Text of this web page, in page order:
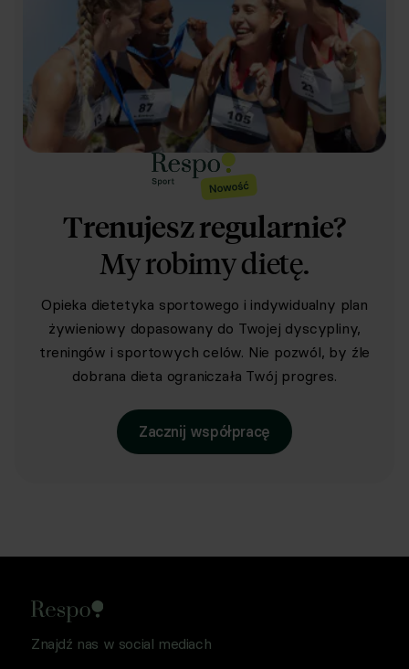
Trenujesz regularnie?
My robimy dietę.
Opieka dietetyka sportowego i indywidualny plan
żywieniowy dopasowany do Twojej dyscypliny,
treningów i sportowych celów. Nie pozwól, by źle
dobrana dieta ograniczała Twój progres.
Zacznij współpracę
Znajdź nas w social mediach